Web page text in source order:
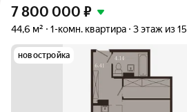
7 800 000 ₽
44,6 м² 1-комн. квартира 3 этаж из 15
новостройка